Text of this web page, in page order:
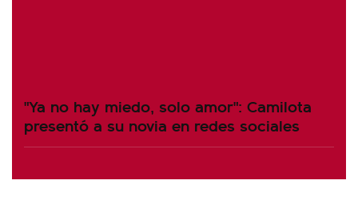
"Ya no hay miedo, solo amor": Camilota
presentó a su novia en redes sociales